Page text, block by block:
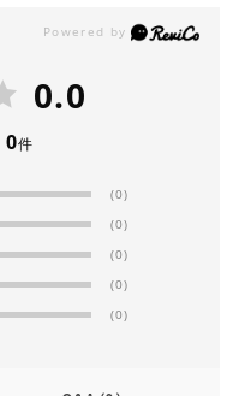
0.0
0件
(0)
(0)
(0)
(0)
(0)